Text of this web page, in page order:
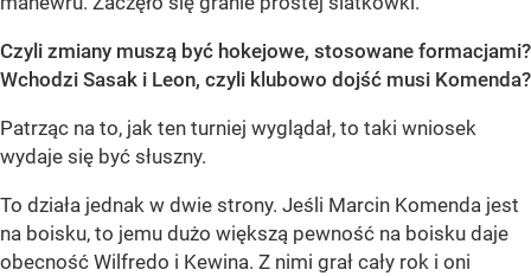
Czyli zmiany muszą być hokejowe, stosowane formacjami?
Wchodzi Sasak i Leon, czyli klubowo dojść musi Komenda?
Patrząc na to, jak ten turniej wyglądał, to taki wniosek
wydaje się być słuszny.
To działa jednak w dwie strony. Jeśli Marcin Komenda jest
na boisku, to jemu dużo większą pewność na boisku daje
obecność Wilfredo i Kewina. Z nimi grał cały rok i oni